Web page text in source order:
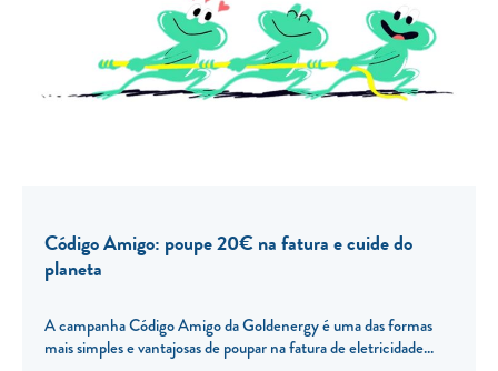
Código Amigo: poupe 20€ na fatura e cuide do
planeta
A campanha Código Amigo da Goldenergy é uma das formas
mais simples e vantajosas de poupar na fatura de eletricidade...